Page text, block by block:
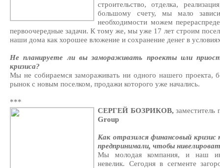
строительство, отделка,
большому счету, мы мало
необходимости можем
первоочередные задачи. К тому же, мы уже 17 лет строим
наши дома как хорошее вложение и сохранение денег в
Не планируете ли вы замораживать проекты или
кризиса?
Мы не собираемся замораживать ни одного нашего проекта,
рынок с новым поселком, продажи которого уже начались.
***
СЕРГЕЙ БОЗРИКОВ, заместитель
Group
Как отразился финансовый
предпринимали, чтобы
Мы молодая компания, и наш
невелик. Сегодня в сегменте